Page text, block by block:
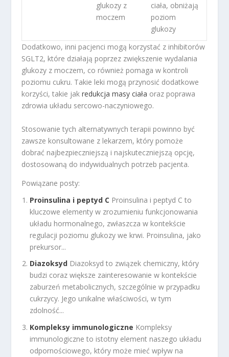
glukozy z
moczem
ciała, obniżają
poziom
glukozy
Dodatkowo, inni pacjenci mogą korzystać z inhibitorów
SGLT2, które działają poprzez zwiększenie wydalania
glukozy z moczem, co również pomaga w kontroli
poziomu cukru. Takie leki mogą przynosić dodatkowe
korzyści, takie jakredukcja masy ciała oraz poprawa
zdrowia układu sercowo-naczyniowego.
Stosowanie tych alternatywnych terapii powinno być
zawsze konsultowane z lekarzem, który pomoże
dobrać najbezpieczniejszą i najskuteczniejszą opcję,
dostosowaną do indywidualnych potrzeb pacjenta.
Powiązane posty:
Proinsulina i peptyd C Proinsulina i peptyd C to
kluczowe elementy w zrozumieniu funkcjonowania
układu hormonalnego, zwłaszcza w kontekście
regulacji poziomu glukozy we krwi. Proinsulina, jako
prekursor...
Diazoksyd Diazoksyd to związek chemiczny, który
budzi coraz większe zainteresowanie w kontekście
zaburzeń metabolicznych, szczególnie w przypadku
cukrzycy. Jego unikalne właściwości, w tym
zdolność...
Kompleksy immunologiczne Kompleksy
immunologiczne to istotny element naszego układu
odpornościowego, który może mieć wpływ na